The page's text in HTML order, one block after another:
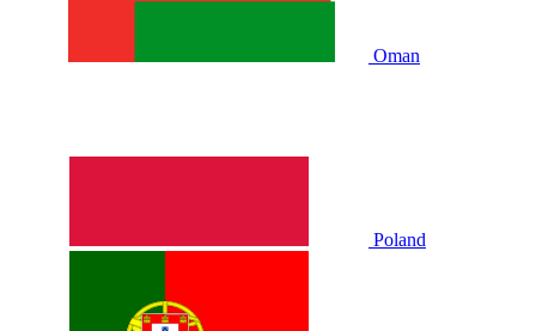
Oman
Poland